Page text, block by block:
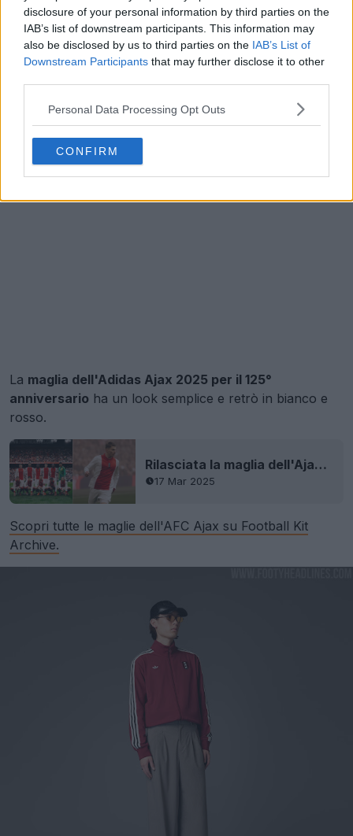
disclosure of your personal information by third parties on the
IAB’s list of downstream participants. This information may
also be disclosed by us to third parties on the IAB’s List of
Downstream Participants that may further disclose it to other
Personal Data Processing Opt Outs
CONFIRM
La maglia dell'Adidas Ajax 2025 per il 125°
anniversario ha un look semplice e retrò in bianco e
rosso.
Rilasciata la maglia dell'Ajax 2025 per il 125° anniversario - Debutto in campo
17 Mar 2025
Scopri tutte le maglie dell'AFC Ajax su Football Kit
Archive.